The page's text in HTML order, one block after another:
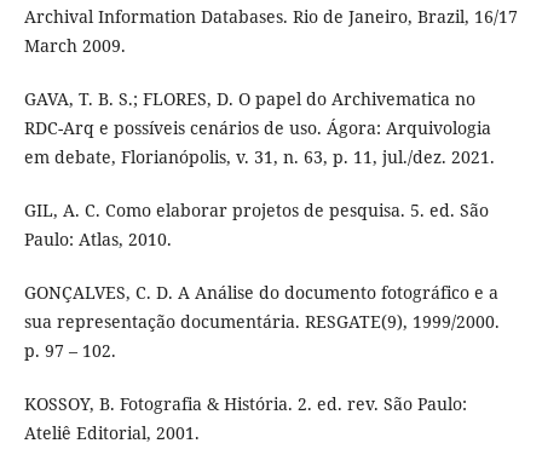
Archival Information Databases. Rio de Janeiro, Brazil, 16/17
March 2009.
GAVA, T. B. S.; FLORES, D. O papel do Archivematica no
RDC-Arq e possíveis cenários de uso. Ágora: Arquivologia
em debate, Florianópolis, v. 31, n. 63, p. 11, jul./dez. 2021.
GIL, A. C. Como elaborar projetos de pesquisa. 5. ed. São
Paulo: Atlas, 2010.
GONÇALVES, C. D. A Análise do documento fotográfico e a
sua representação documentária. RESGATE(9), 1999/2000.
p. 97 – 102.
KOSSOY, B. Fotografia & História. 2. ed. rev. São Paulo:
Ateliê Editorial, 2001.